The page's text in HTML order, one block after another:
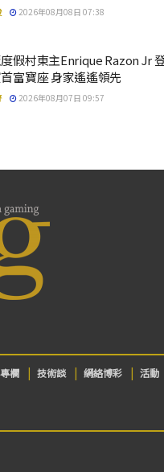
2026年08月08日 07:38
假村東主Enrique Razon Jr
富寶座 身家遙遙領先
2026年08月07日 09:57
專欄 技術談 網絡博彩 活動